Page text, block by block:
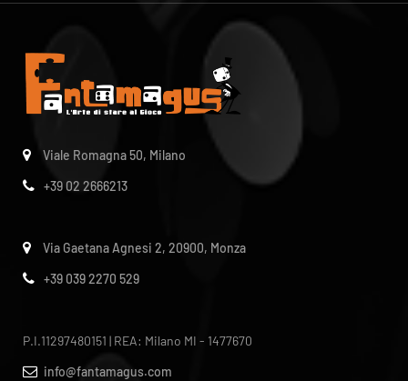
Viale Romagna 50, Milano
+39 02 2666213
Via Gaetana Agnesi 2, 20900, Monza
+39 039 2270 529
P.I.11297480151 | REA: Milano MI - 1477670
info@fantamagus.com